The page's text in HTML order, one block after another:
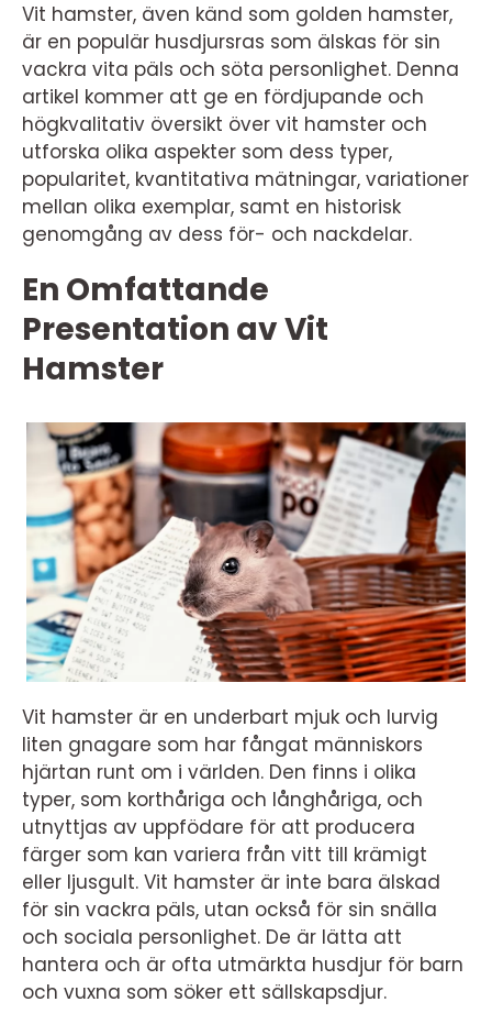
Vit hamster, även känd som golden hamster,
är en populär husdjursras som älskas för sin
vackra vita päls och söta personlighet. Denna
artikel kommer att ge en fördjupande och
högkvalitativ översikt över vit hamster och
utforska olika aspekter som dess typer,
popularitet, kvantitativa mätningar, variationer
mellan olika exemplar, samt en historisk
genomgång av dess för- och nackdelar.
En Omfattande
Presentation av Vit
Hamster
Vit hamster är en underbart mjuk och lurvig
liten gnagare som har fångat människors
hjärtan runt om i världen. Den finns i olika
typer, som korthåriga och långhåriga, och
utnyttjas av uppfödare för att producera
färger som kan variera från vitt till krämigt
eller ljusgult. Vit hamster är inte bara älskad
för sin vackra päls, utan också för sin snälla
och sociala personlighet. De är lätta att
hantera och är ofta utmärkta husdjur för barn
och vuxna som söker ett sällskapsdjur.